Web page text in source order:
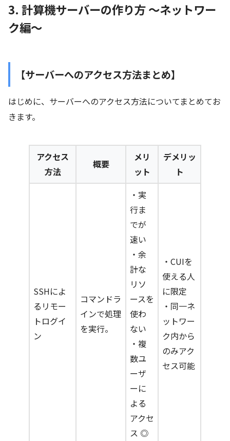
3. 計算機サーバーの作り方 〜ネットワー
ク編〜
【サーバーへのアクセス方法まとめ】
はじめに、サーバーへのアクセス方法についてまとめてお
きます。
アクセス
方法
概要
メリ
ット
デメリッ
ト
SSHによ
るリモー
トログイ
ン
コマンドラ
インで処理
を実行。
・実
行ま
でが
速い
・余
計な
リソ
ースを
使わ
ない
・複
数ユ
ーザ
ーに
よる
アクセ
ス ◎
・CUIを
使える人
に限定
・同一ネ
ットワー
ク内から
のみアク
セス可能